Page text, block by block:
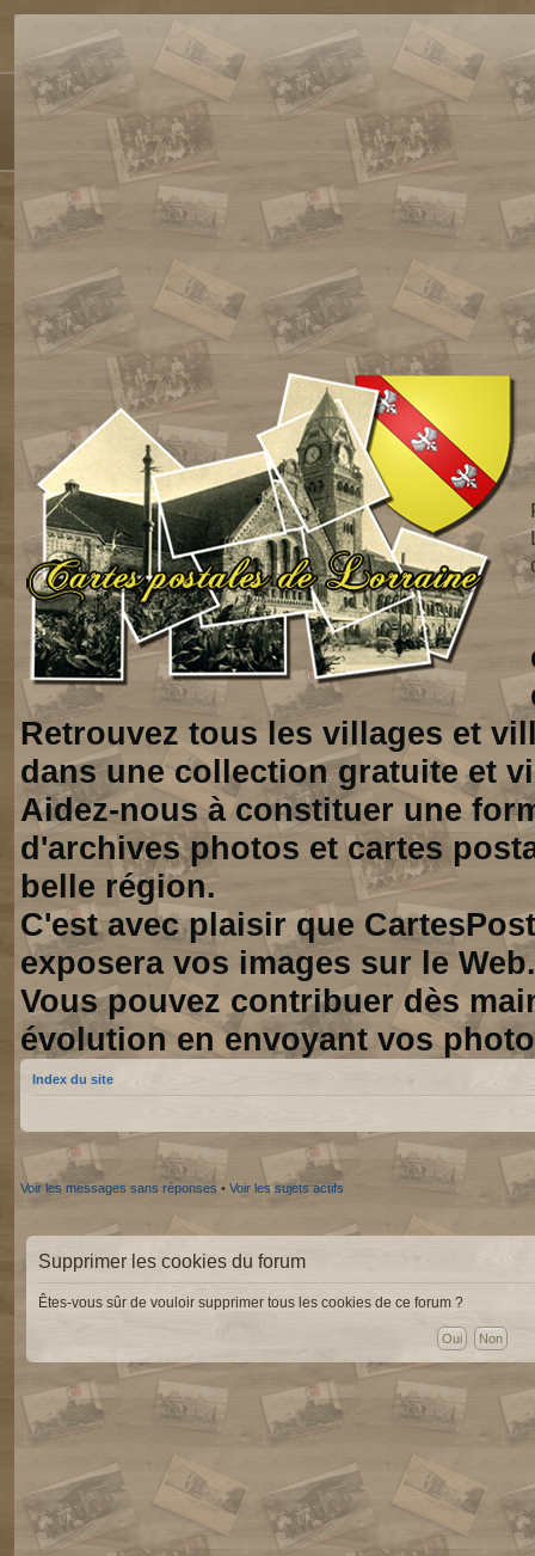
Retrouvez tous les villages et
dans une collection gratuite et
Aidez-nous à constituer une
d'archives photos et cartes
belle région.
C'est avec plaisir que
exposera vos images sur le Web.
Vous pouvez contribuer dès
évolution en envoyant vos
Index du site
Voir les messages sans réponses • Voir les sujets actifs
Supprimer les cookies du forum
Êtes-vous sûr de vouloir supprimer tous les cookies de ce forum ?